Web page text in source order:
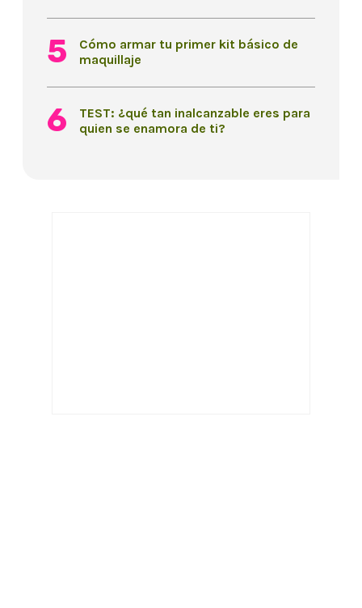
Cómo armar tu primer kit básico de
maquillaje
TEST: ¿qué tan inalcanzable eres para
quien se enamora de ti?